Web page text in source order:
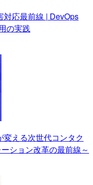
対応最前線 | DevOps
の実践
変える次世代コンタク
ション改革の最前線～